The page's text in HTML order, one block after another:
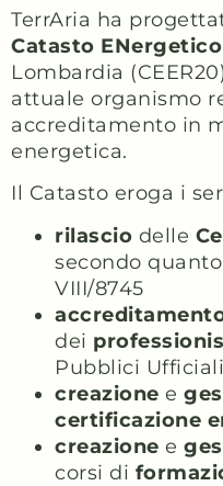
TerrAria ha
Catasto
Lombardia
attuale organismo
accreditamento in
energetica.
Il Catasto eroga i
rilascio delle
secondo
VIII/8745
dei
Pubblici Ufficiali
creazione e
certificazione
creazione e
corsi di